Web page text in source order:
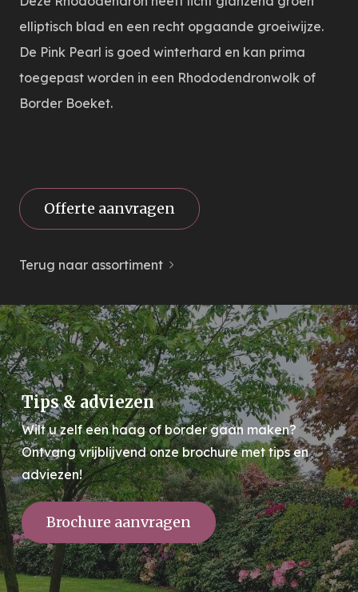
elliptisch blad en een recht opgaande groeiwijze.
De Pink Pearl is goed winterhard en kan prima
toegepast worden in een Rhododendronwolk of
Border Boeket.
Offerte aanvragen
Terug naar assortiment
Tips & adviezen
Wilt u zelf een haag of border gaan maken?
Ontvang vrijblijvend onze brochure met tips en
adviezen!
Brochure aanvragen